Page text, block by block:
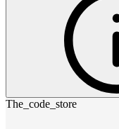
The_code_store